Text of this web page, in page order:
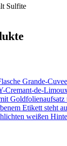
Sulfite